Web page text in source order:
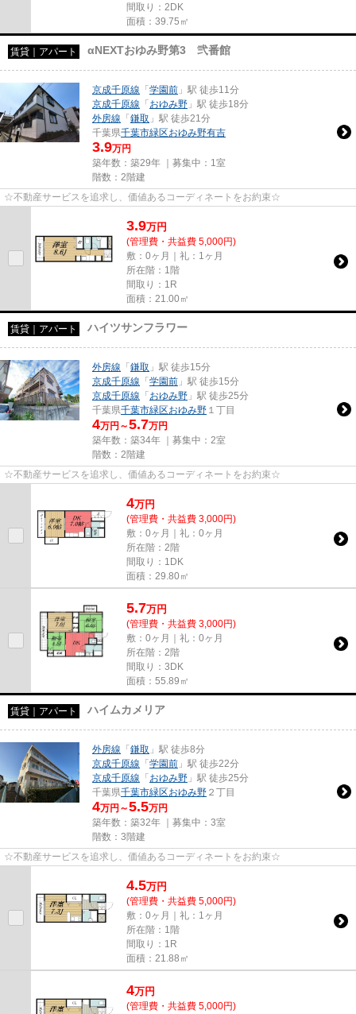
間取り：2DK
面積：39.75㎡
賃貸｜アパート αNEXTおゆみ野第3 弐番館
京成千原線 「 学園前 」駅 徒歩11分
京成千原線 「 おゆみ野 」駅 徒歩18分
外房線 「 鎌取 」駅 徒歩21分
千葉県千葉市緑区おゆみ野有吉
3.9万円
築年数：築29年 ｜募集中： 1室
階数：2階建
☆不動産サービスを追求し、価値あるコーディネートをお約束☆
3.9万円
(管理費・共益費 5,000円)
敷：0ヶ月｜礼：1ヶ月
所在階：1階
間取り：1R
面積：21.00㎡
賃貸｜アパート ハイツサンフラワー
外房線 「 鎌取 」駅 徒歩15分
京成千原線 「 学園前 」駅 徒歩15分
京成千原線 「 おゆみ野 」駅 徒歩25分
千葉県千葉市緑区おゆみ野 １丁目
4万円～5.7万円
築年数：築34年 ｜募集中： 2室
階数：2階建
☆不動産サービスを追求し、価値あるコーディネートをお約束☆
4万円
(管理費・共益費 3,000円)
敷：0ヶ月｜礼：0ヶ月
所在階：2階
間取り：1DK
面積：29.80㎡
5.7万円
(管理費・共益費 3,000円)
敷：0ヶ月｜礼：0ヶ月
所在階：2階
間取り：3DK
面積：55.89㎡
賃貸｜アパート ハイムカメリア
外房線 「 鎌取 」駅 徒歩8分
京成千原線 「 学園前 」駅 徒歩22分
京成千原線 「 おゆみ野 」駅 徒歩25分
千葉県千葉市緑区おゆみ野 ２丁目
4万円～5.5万円
築年数：築32年 ｜募集中： 3室
階数：3階建
☆不動産サービスを追求し、価値あるコーディネートをお約束☆
4.5万円
(管理費・共益費 5,000円)
敷：0ヶ月｜礼：1ヶ月
所在階：1階
間取り：1R
面積：21.88㎡
4万円
(管理費・共益費 5,000円)